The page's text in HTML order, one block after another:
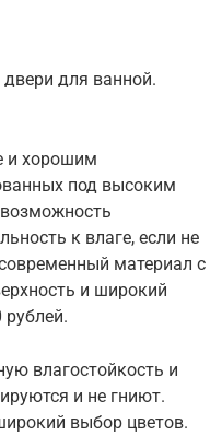
для ванной.
и хорошим
под высоким
к влаге, если не
материал с
и широкий
влагостойкость и
и не гниют.
выбор цветов.